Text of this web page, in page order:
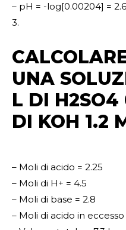
– pH = -log[0.00204] =
3.
UNA
L DI
DI KOH 1.2
– Moli di acido = 2.25
– Moli di H+ = 4.5
– Moli di base = 2.8
– Moli di acido in eccesso